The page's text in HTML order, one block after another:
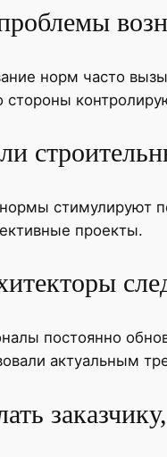
норм часто
стороны
стимулируют
проекты.
постоянно
актуальным